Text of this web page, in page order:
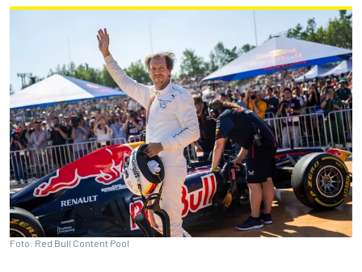
Foto: Red Bull Content Pool